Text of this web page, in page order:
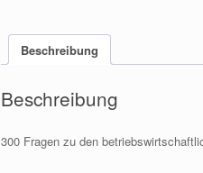
Beschreibung
Beschreibung
300 Fragen zu den